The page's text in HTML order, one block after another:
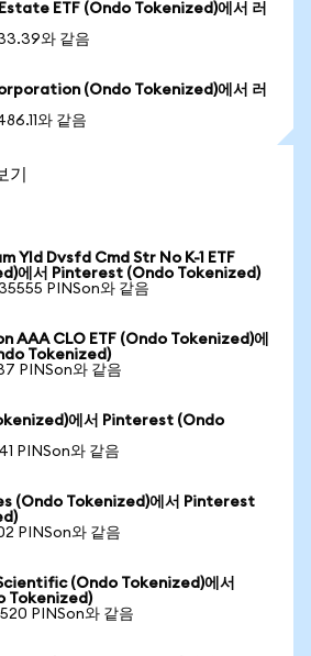
ETF (Ondo Tokenized)에서 러
와 같음
(Ondo Tokenized)에서 러
와 같음
기
Yld Dvsfd Cmd Str No K-1 ETF
에서 Pinterest (Ondo Tokenized)
PINSon와 같음
AAA CLO ETF (Ondo Tokenized)에
Tokenized)
PINSon와 같음
에서 Pinterest (Ondo
PINSon와 같음
(Ondo Tokenized)에서 Pinterest
PINSon와 같음
(Ondo Tokenized)에서
Tokenized)
PINSon와 같음